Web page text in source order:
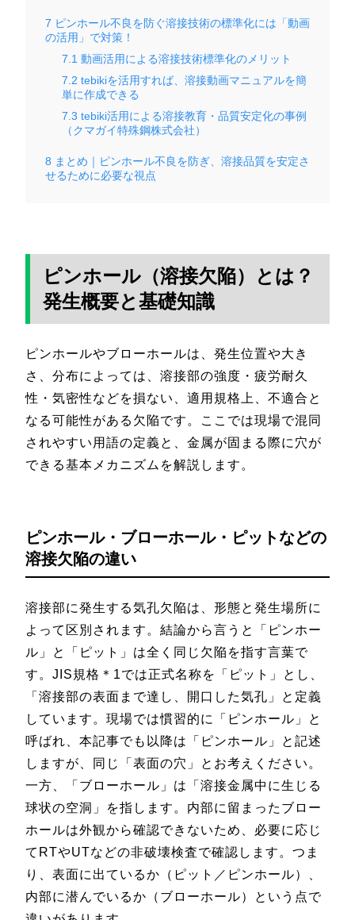
7 ピンホール不良を防ぐ溶接技術の標準化には「動画
の活用」で対策！
7.1 動画活用による溶接技術標準化のメリット
7.2 tebikiを活用すれば、溶接動画マニュアルを簡
単に作成できる
7.3 tebiki活用による溶接教育・品質安定化の事例
（クマガイ特殊鋼株式会社）
8 まとめ｜ピンホール不良を防ぎ、溶接品質を安定さ
せるために必要な視点
ピンホール（溶接欠陥）とは？
発生概要と基礎知識
ピンホールやブローホールは、発生位置や大き
さ、分布によっては、溶接部の強度・疲労耐久
性・気密性などを損ない、適用規格上、不適合と
なる可能性がある欠陥です。ここでは現場で混同
されやすい用語の定義と、金属が固まる際に穴が
できる基本メカニズムを解説します。
ピンホール・ブローホール・ピットなどの
溶接欠陥の違い
溶接部に発生する気孔欠陥は、形態と発生場所に
よって区別されます。結論から言うと「ピンホー
ル」と「ピット」は全く同じ欠陥を指す言葉で
す。JIS規格＊1では正式名称を「ピット」とし、
「溶接部の表面まで達し、開口した気孔」と定義
しています。現場では慣習的に「ピンホール」と
呼ばれ、本記事でも以降は「ピンホール」と記述
しますが、同じ「表面の穴」とお考えください。
一方、「ブローホール」は「溶接金属中に生じる
球状の空洞」を指します。内部に留まったブロー
ホールは外観から確認できないため、必要に応じ
てRTやUTなどの非破壊検査で確認します。つま
り、表面に出ているか（ピット／ピンホール）、
内部に潜んでいるか（ブローホール）という点で